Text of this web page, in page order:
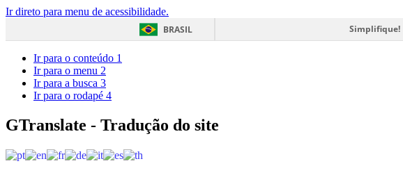
Ir direto para menu de acessibilidade.
BRASIL
Simplifique!
Ir para o conteúdo 1
Ir para o menu 2
Ir para a busca 3
Ir para o rodapé 4
GTranslate - Tradução do site